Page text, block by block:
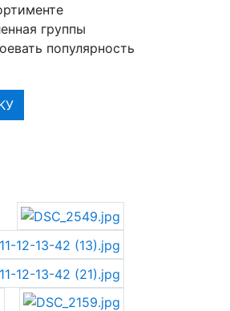
группы
популярность